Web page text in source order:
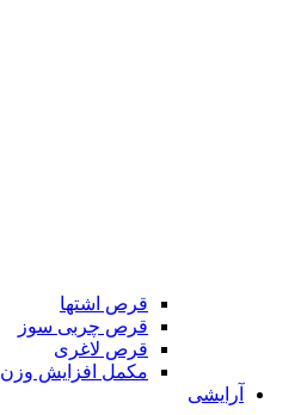
قرص اشتها
قرص چربی سوز
قرص لاغری
مکمل افزایش وزن
آرایشی